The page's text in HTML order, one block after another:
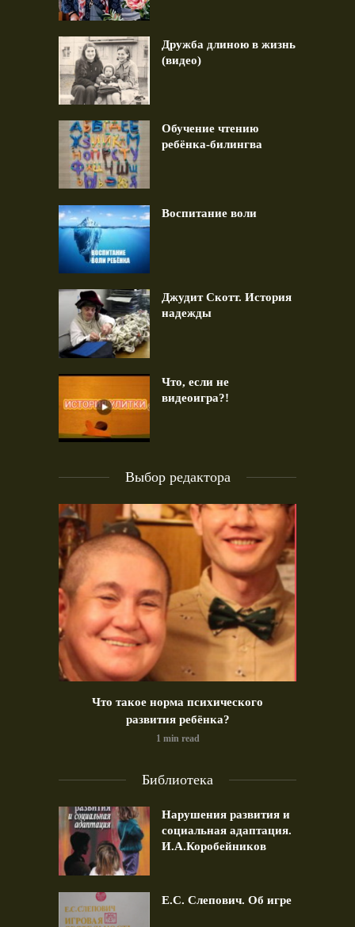
Дружба длиною в жизнь
(видео)
Обучение чтению
ребёнка-билингва
Воспитание воли
Джудит Скотт. История
надежды
Что, если не
видеоигра?!
Выбор редактора
Что такое норма психического
развития ребёнка?
1 min read
Библиотека
Нарушения развития и
социальная адаптация.
И.А.Коробейников
Е.С. Слепович. Об игре